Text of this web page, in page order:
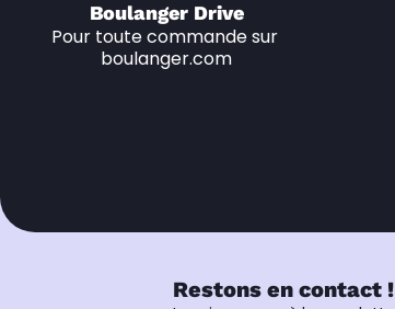
Boulanger Drive
Pour toute commande sur
boulanger.com
Restons en contact !